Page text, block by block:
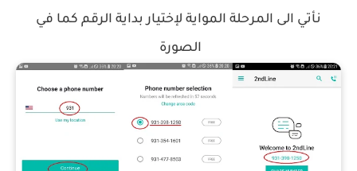
نأتي الى المرحلة المواية لإختيار بداية الرقم كما في
الصورة